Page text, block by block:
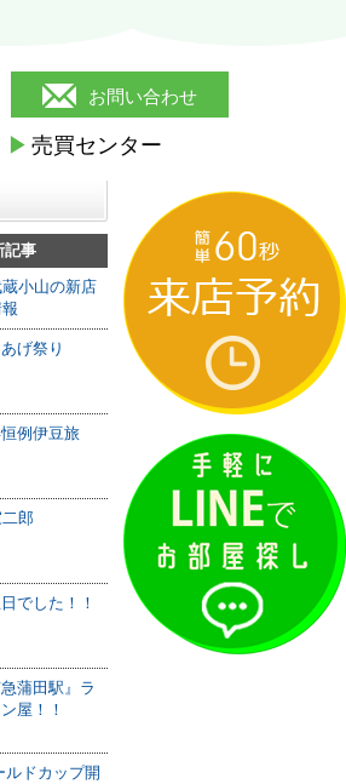
お問い合わせ
▶ 売買センター
記事
小山の新店
げ祭り
例伊豆旅
郎
でした！！
急蒲田駅』ラ
屋！！
ルドカップ開